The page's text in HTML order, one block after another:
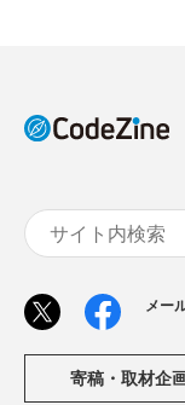
メー
寄稿・取材企